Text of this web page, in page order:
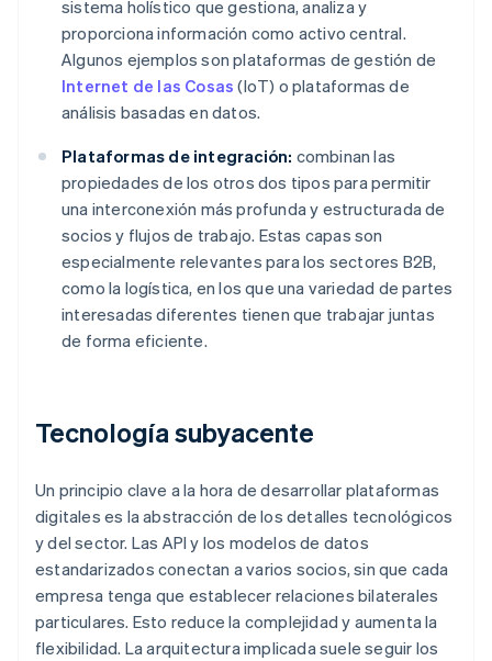
sistema holístico que gestiona, analiza y
proporciona información como activo central.
Algunos ejemplos son plataformas de gestión de
Internet de las Cosas (IoT) o plataformas de
análisis basadas en datos.
Plataformas de integración: combinan las
propiedades de los otros dos tipos para permitir
una interconexión más profunda y estructurada de
socios y flujos de trabajo. Estas capas son
especialmente relevantes para los sectores B2B,
como la logística, en los que una variedad de partes
interesadas diferentes tienen que trabajar juntas
de forma eficiente.
Tecnología subyacente
Un principio clave a la hora de desarrollar plataformas
digitales es la abstracción de los detalles tecnológicos
y del sector. Las API y los modelos de datos
estandarizados conectan a varios socios, sin que cada
empresa tenga que establecer relaciones bilaterales
particulares. Esto reduce la complejidad y aumenta la
flexibilidad. La arquitectura implicada suele seguir los